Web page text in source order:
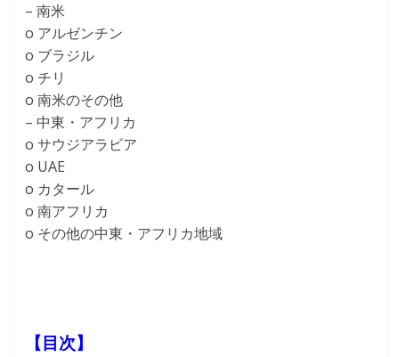
– 南米
o アルゼンチン
o ブラジル
o チリ
o 南米のその他
– 中東・アフリカ
o サウジアラビア
o UAE
o カタール
o 南アフリカ
o その他の中東・アフリカ地域
【目次】